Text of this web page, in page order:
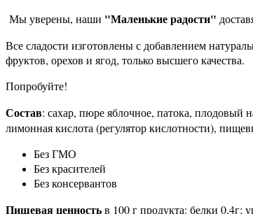
Мы уверены, наши "Маленькие радости"
Все сладости изготовлены с добавлением
фруктов, орехов и ягод, только высшего качества.
Попробуйте!
Состав: сахар, пюре яблочное, патока, плодовый
лимонная кислота (регулятор кислотности),
Без ГМО
Без красителей
Без консервантов
Пищевая ценностьв 100 г продукта: белки 0,4г;